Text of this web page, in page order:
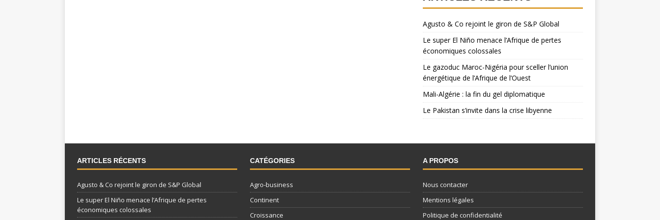
Agusto & Co rejoint le giron de S&P Global
Le super El Niño menace l’Afrique de pertes
économiques colossales
Le gazoduc Maroc-Nigéria pour sceller l’union
énergétique de l’Afrique de l’Ouest
Mali-Algérie : la fin du gel diplomatique
Le Pakistan s’invite dans la crise libyenne
ARTICLES RÉCENTS
Agusto & Co rejoint le giron de S&P Global
Le super El Niño menace l’Afrique de pertes
économiques colossales
CATÉGORIES
Agro-business
Continent
Croissance
A PROPOS
Nous contacter
Mentions légales
Politique de confidentialité